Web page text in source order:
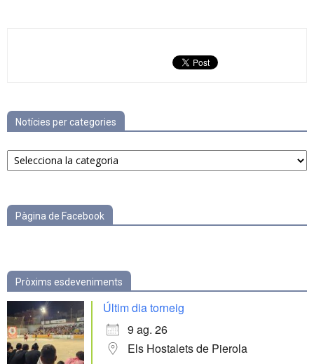
Notícies per categories
Notícies
per
Pàgina de Facebook
Pròxims esdeveniments
Últim dia torneig
9 ag. 26
Els Hostalets de Pierola